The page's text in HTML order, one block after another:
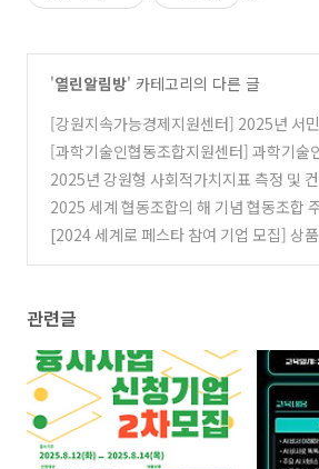
'열린알림방' 카테고리의 다른 글
[강원지속가능경제지원센터] 2025년 서
생활지원사업 「강원상승SE 융자사업」
업 2차 모집 안내
(1)
[과학기술인협동조합지원센터] 과학기술
조합 설립 및 경영교육(심화과정) (1)
2025년 강원형 사회적가치지표 측정 및
사업 3차 모집공고
(1)
2025 세계 협동조합의 해 기념 협동조합
사(7/3 코엑스마곡) (0)
[2024 세계로 페스타 참여 기업 모집] 상
관련글